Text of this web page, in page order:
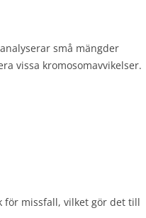
små mängder
vissa kromosomavvikelser.
för missfall, vilket gör det till